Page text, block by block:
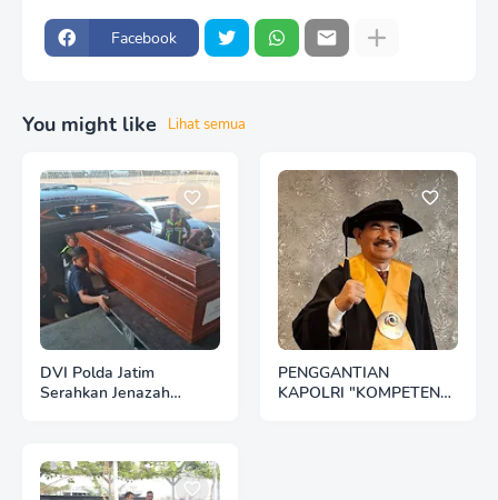
Facebook
You might like Lihat semua
DVI Polda Jatim
Serahkan Jenazah
PENGGANTIAN
KAPOLRI "KOMPETENSI